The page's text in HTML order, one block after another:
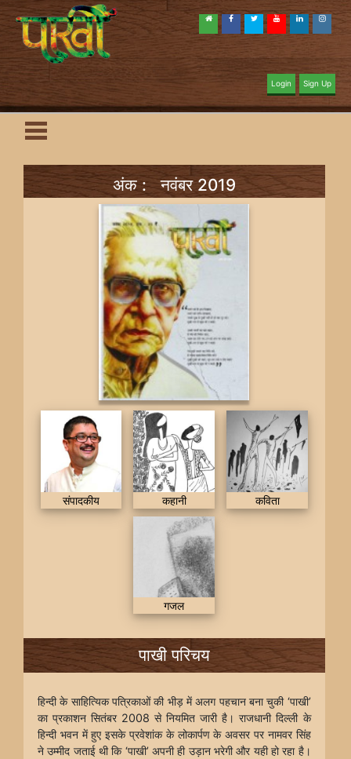
Login Sign Up
अंक : नवंबर 2019
संपादकीय कहानी कविता
गजल
पाखी परिचय
हिन्दी के साहित्यिक पत्रिकाओं की भीड़ में अलग पहचान बना चुकी ‘पाखी’
का प्रकाशन सितंबर 2008 से नियमित जारी है। राजधानी दिल्ली के
हिन्दी भवन में हुए इसके प्रवेशांक के लोकार्पण के अवसर पर नामवर सिंह
ने उम्मीद जताई थी कि ‘पाखी’ अपनी ही उड़ान भरेगी और यही हो रहा है।